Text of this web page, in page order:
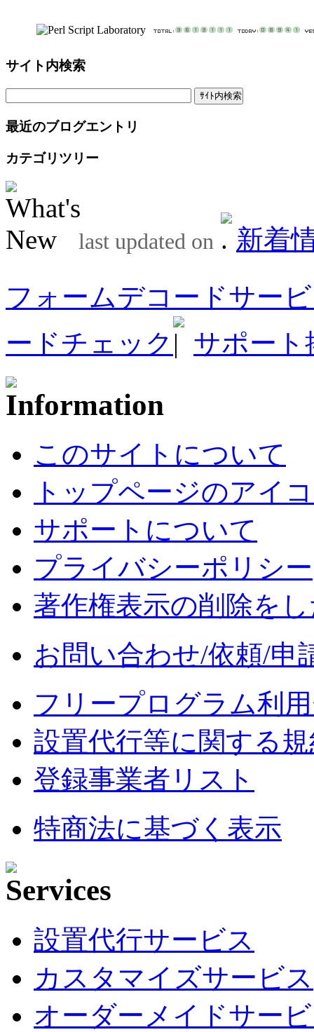
サイト内検索
最近のブログエントリ
カテゴリツリー
last updated on
新着
フォームデコードサー
ードチェック
サポート
このサイトについて
トップページのアイ
サポートについて
プライバシーポリシー
著作権表示の削除を
お問い合わせ/依頼/申
フリープログラム利
設置代行等に関する
登録事業者リスト
特商法に基づく表示
設置代行サービス
カスタマイズサービス
オーダーメイドサー